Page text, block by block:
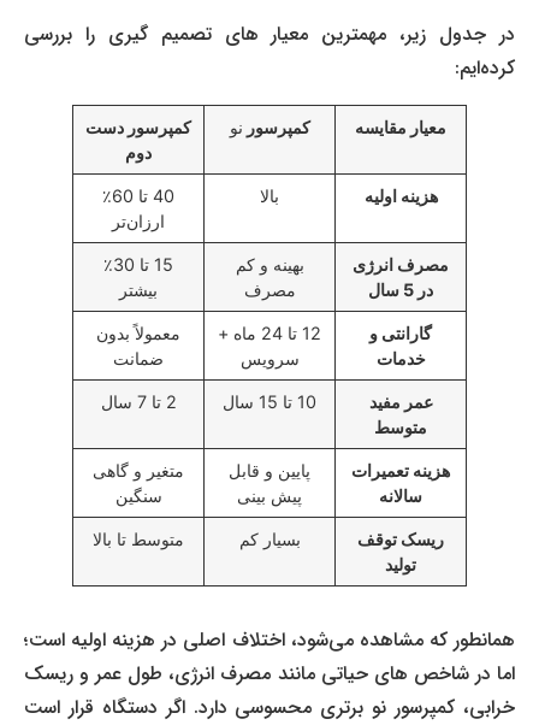
در جدول زیر، مهمترین معیار های تصمیم گیری را بررسی
کرده‌ایم:
معیار مقایسه کمپرسور نو
کمپرسور دست
دوم
هزینه اولیه بالا
40 تا 60٪
ارزان‌تر
مصرف انرژی
در 5 سال
بهینه و کم
مصرف
15 تا 30٪
بیشتر
گارانتی و
خدمات
12 تا 24 ماه +
سرویس
معمولاً بدون
ضمانت
عمر مفید
متوسط
10 تا 15 سال 2 تا 7 سال
هزینه تعمیرات
سالانه
پایین و قابل
پیش بینی
متغیر و گاهی
سنگین
ریسک توقف
تولید
بسیار کم متوسط تا بالا
همانطور که مشاهده می‌شود، اختلاف اصلی در هزینه اولیه است؛
اما در شاخص های حیاتی مانند مصرف انرژی، طول عمر و ریسک
خرابی، کمپرسور نو برتری محسوسی دارد. اگر دستگاه قرار است